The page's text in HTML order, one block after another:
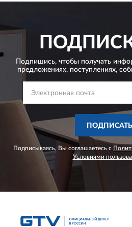
Подпишись, чтобы получать
предложениях, поступлениях,
Подписываясь, Вы соглашаетесь с
Условиями